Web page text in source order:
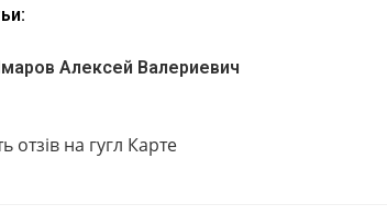
Алексей Валериевич